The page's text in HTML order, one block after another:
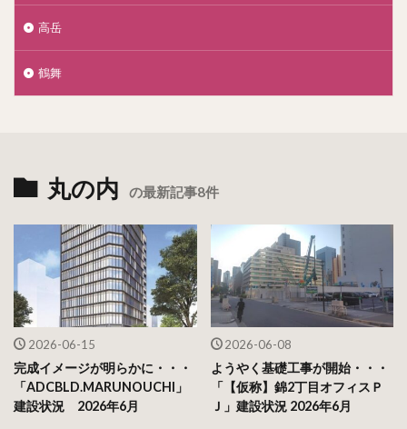
高岳
鶴舞
丸の内 の最新記事8件
2026-06-15
完成イメージが明らかに・・・
「ADCBLD.MARUNOUCHI」
建設状況 2026年6月
2026-06-08
ようやく基礎工事が開始・・・
「【仮称】錦2丁目オフィスＰ
Ｊ」建設状況 2026年6月